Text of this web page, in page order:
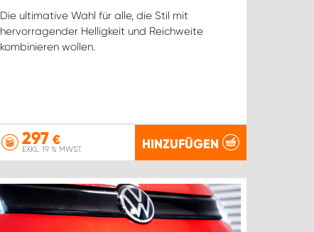
Die ultimative Wahl für alle, die Stil mit
hervorragender Helligkeit und Reichweite
kombinieren wollen.
297 €
EXKL. 19 % MWST. HINZUFÜGEN